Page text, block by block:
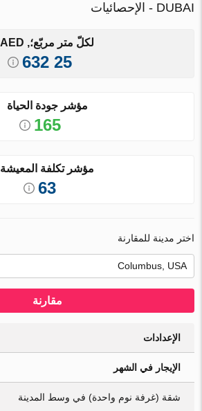
DUBAI - الإحصائيات
لكلّ متر مربّع؛, AED
25 632
مؤشر جودة الحياة
165
مؤشر تكلفة المعيشة
63
اختر مدينة للمقارنة
مقارنة
الإعدادات
الإيجار في الشهر
شقة (غرفة نوم واحدة) في وسط المدينة